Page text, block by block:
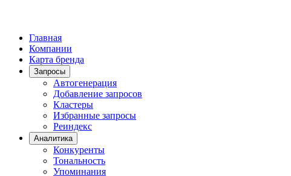
Главная
Компании
Карта бренда
Запросы
Автогенерация
Добавление запросов
Кластеры
Избранные запросы
Реиндекс
Аналитика
Конкуренты
Тональность
Упоминания